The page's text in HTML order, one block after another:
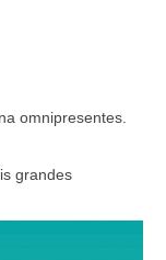
omnipresentes.
grandes